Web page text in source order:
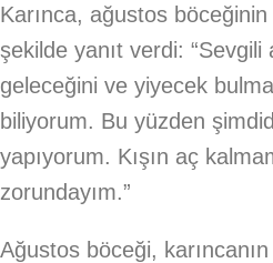
Karınca, ağustos
şekilde yanıt verdi: “Sevgili
geleceğini ve yiyecek
biliyorum. Bu yüzden
yapıyorum. Kışın aç
zorundayım.”
Ağustos böceği,